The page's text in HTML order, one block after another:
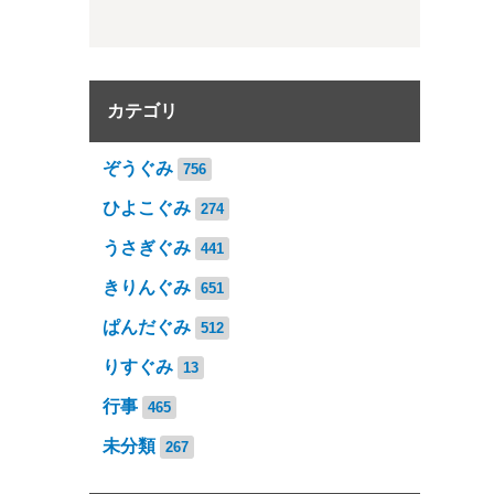
カテゴリ
ぞうぐみ 756
ひよこぐみ 274
うさぎぐみ 441
きりんぐみ 651
ぱんだぐみ 512
りすぐみ 13
行事 465
未分類 267